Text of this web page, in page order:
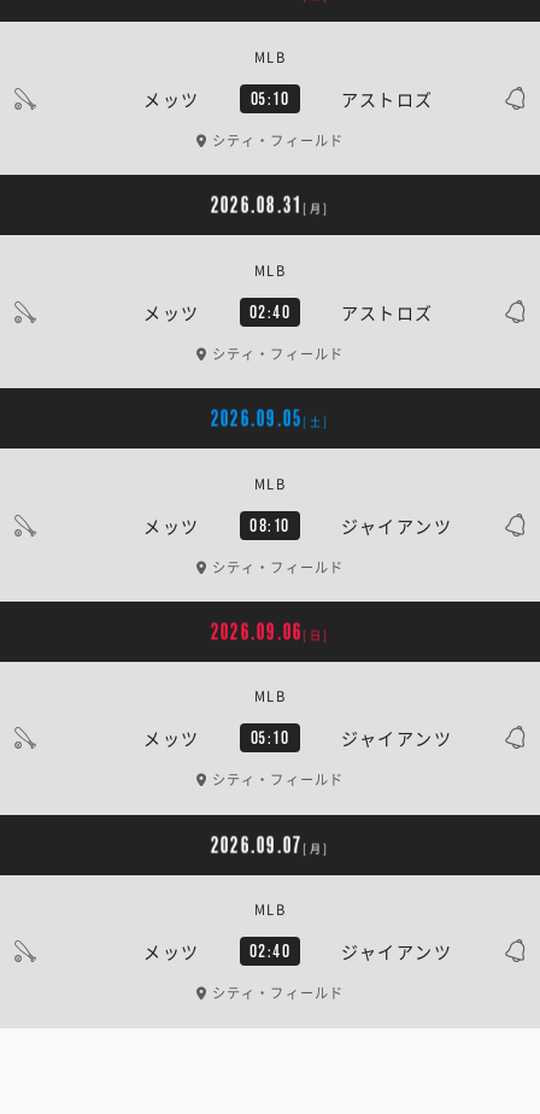
メッツ 05:10 アストロズ
MLB
シティ・フィールド
2026.08.31 [月]
メッツ 02:40 アストロズ
MLB
シティ・フィールド
2026.09.05 [土]
メッツ 08:10 ジャイアンツ
MLB
シティ・フィールド
2026.09.06 [日]
メッツ 05:10 ジャイアンツ
MLB
シティ・フィールド
2026.09.07 [月]
メッツ 02:40 ジャイアンツ
MLB
シティ・フィールド